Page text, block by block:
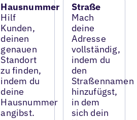
Hausnummer
Hilf
Kunden,
deinen
genauen
Standort
zu finden,
indem du
deine
Hausnummer
angibst.
Straße
Mach
deine
Adresse
vollständig,
indem du
den
Straßennamen
hinzufügst,
in dem
sich dein